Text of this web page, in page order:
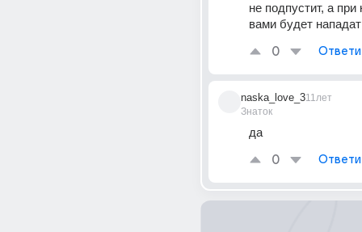
не подпустит, а при
вами будет
0
naska_love_3
Знаток
11лет
да
0